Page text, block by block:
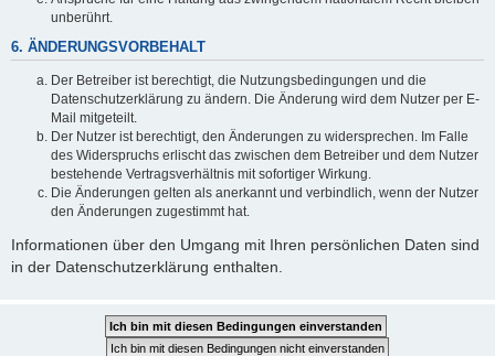
unberührt.
6. ÄNDERUNGSVORBEHALT
Der Betreiber ist berechtigt, die Nutzungsbedingungen und die
Datenschutzerklärung zu ändern. Die Änderung wird dem Nutzer per E-
Mail mitgeteilt.
Der Nutzer ist berechtigt, den Änderungen zu widersprechen. Im Falle
des Widerspruchs erlischt das zwischen dem Betreiber und dem Nutzer
bestehende Vertragsverhältnis mit sofortiger Wirkung.
Die Änderungen gelten als anerkannt und verbindlich, wenn der Nutzer
den Änderungen zugestimmt hat.
Informationen über den Umgang mit Ihren persönlichen Daten sind
in der Datenschutzerklärung enthalten.